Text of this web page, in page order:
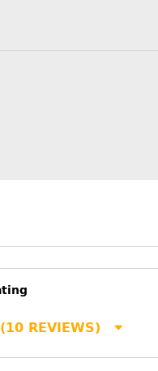
(10 REVIEWS)